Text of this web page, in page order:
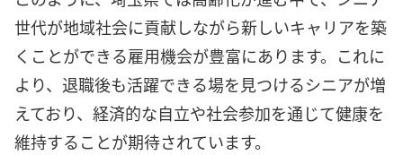
世代が地域社会に貢献しながら新しいキャリアを築
くことができる雇用機会が豊富にあります。これに
より、退職後も活躍できる場を見つけるシニアが増
えており、経済的な自立や社会参加を通じて健康を
維持することが期待されています。